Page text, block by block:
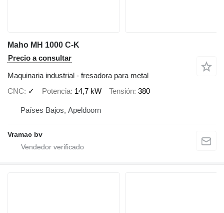
Maho MH 1000 C-K
Precio a consultar
Maquinaria industrial - fresadora para metal
CNC
✓ Potencia 14,7 kW Tensión 380
Países Bajos, Apeldoorn
Vramac bv